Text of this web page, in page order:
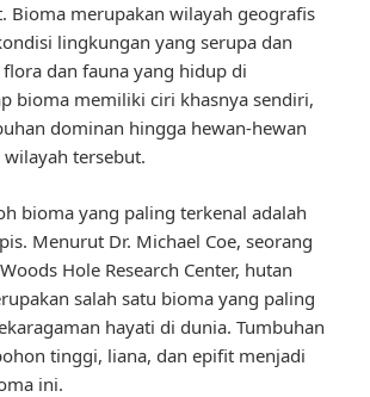
Bioma merupakan wilayah geografis
lingkungan yang serupa dan
dan fauna yang hidup di
bioma memiliki ciri khasnya sendiri,
dominan hingga hewan-hewan
tersebut.
bioma yang paling terkenal adalah
Menurut Dr. Michael Coe, seorang
Hole Research Center, hutan
salah satu bioma yang paling
hayati di dunia. Tumbuhan
tinggi, liana, dan epifit menjadi
ini.